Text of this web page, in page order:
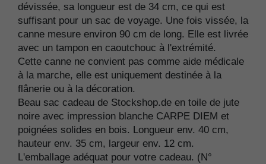
dévissée, sa longueur est de 34 cm, ce qui est
suffisant pour un sac de voyage. Une fois vissée, la
canne mesure environ 90 cm de long. Elle est livrée
avec un tampon en caoutchouc à l'extrémité.
Cette canne ne convient pas comme aide médicale
à la marche, elle est uniquement destinée à la
flânerie ou à la décoration.
Beau sac cadeau de Stockshop.de en toile de jute
noire avec impression blanche CARPE DIEM et
poignées solides en bois. Longueur env. 40 cm,
hauteur env. 35 cm, largeur env. 12 cm.
L'emballage adéquat pour votre cadeau. (N°